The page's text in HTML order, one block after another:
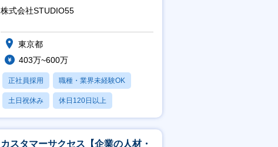
│年休125日◎フレックス
株式会社STUDIO55
東京都
403万~600万
正社員採用 職種・業界未経験OK
土日祝休み 休日120日以上
産休・育休あり
カスタマーサクセス【企業の人材・